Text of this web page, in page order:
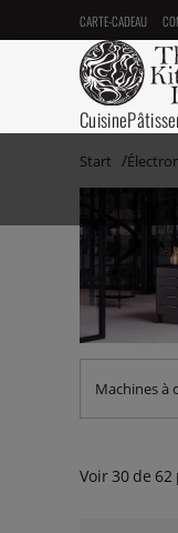
CARTE-CADEAU
Cuisine
Start
Machines à
Voir 30 de 62